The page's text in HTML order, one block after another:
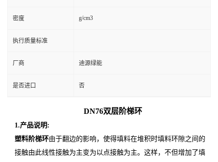
密度 g/cm3
执行质量标准
厂商 迪源绿能
是否进口 否
DN76双层阶梯环
1.产品说明 :
塑料阶梯环由于翻边的影响，使得填料在堆积时填料环隙之间的
接触由此线性接触为主变为以点接触为主。这样，不但增加了填